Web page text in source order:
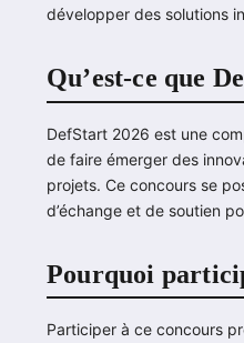
développer des solutions
Qu’est-ce que
DefStart 2026 est une
de faire émerger des
projets. Ce concours se
d’échange et de soutien
Pourquoi
Participer à ce concours